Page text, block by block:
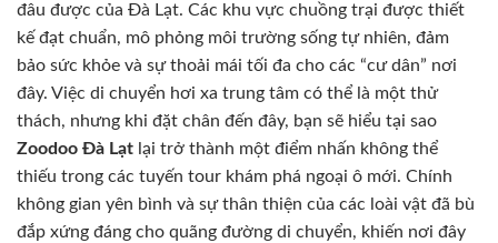
đâu được của Đà Lạt. Các khu vực chuồng trại được thiết
kế đạt chuẩn, mô phỏng môi trường sống tự nhiên, đảm
bảo sức khỏe và sự thoải mái tối đa cho các “cư dân” nơi
đây. Việc di chuyển hơi xa trung tâm có thể là một thử
thách, nhưng khi đặt chân đến đây, bạn sẽ hiểu tại sao
Zoodoo Đà Lạt lại trở thành một điểm nhấn không thể
thiếu trong các tuyến tour khám phá ngoại ô mới. Chính
không gian yên bình và sự thân thiện của các loài vật đã bù
đắp xứng đáng cho quãng đường di chuyển, khiến nơi đây